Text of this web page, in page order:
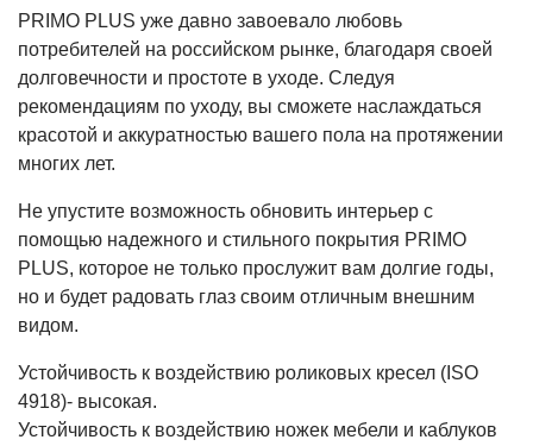
PRIMO PLUS уже давно завоевало любовь
потребителей на российском рынке, благодаря своей
долговечности и простоте в уходе. Следуя
рекомендациям по уходу, вы сможете наслаждаться
красотой и аккуратностью вашего пола на протяжении
многих лет.
Не упустите возможность обновить интерьер с
помощью надежного и стильного покрытия PRIMO
PLUS, которое не только прослужит вам долгие годы,
но и будет радовать глаз своим отличным внешним
видом.
Устойчивость к воздействию роликовых кресел (ISO
4918)- высокая.
Устойчивость к воздействию ножек мебели и каблуков